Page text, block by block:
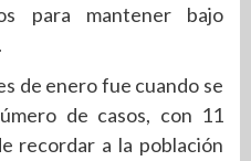
para mantener bajo
de enero fue cuando se
de casos, con 11
recordar a la población